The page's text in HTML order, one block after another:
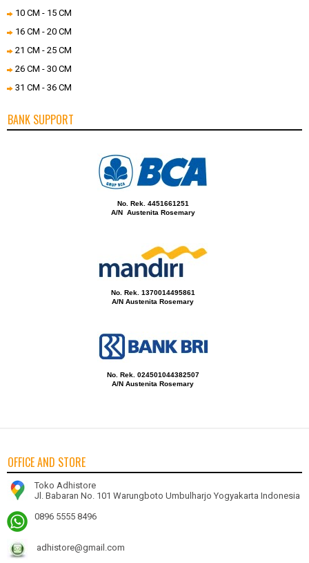
10 CM - 15 CM
16 CM - 20 CM
21 CM - 25 CM
26 CM - 30 CM
31 CM - 36 CM
BANK SUPPORT
No. Rek. 4451661251
A/N Austenita Rosemary
No. Rek. 1370014495861
A/N Austenita Rosemary
No. Rek. 024501044382507
A/N Austenita Rosemary
OFFICE AND STORE
Toko Adhistore
Jl. Babaran No. 101 Warungboto Umbulharjo Yogyakarta Indonesia
0896 5555 8496
adhistore@gmail.com